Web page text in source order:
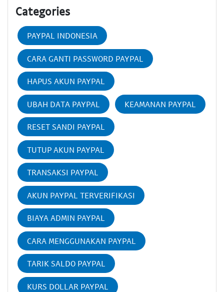
Categories
PAYPAL INDONESIA
CARA GANTI PASSWORD PAYPAL
HAPUS AKUN PAYPAL
UBAH DATA PAYPAL KEAMANAN PAYPAL
RESET SANDI PAYPAL
TUTUP AKUN PAYPAL
TRANSAKSI PAYPAL
AKUN PAYPAL TERVERIFIKASI
BIAYA ADMIN PAYPAL
CARA MENGGUNAKAN PAYPAL
TARIK SALDO PAYPAL
KURS DOLLAR PAYPAL